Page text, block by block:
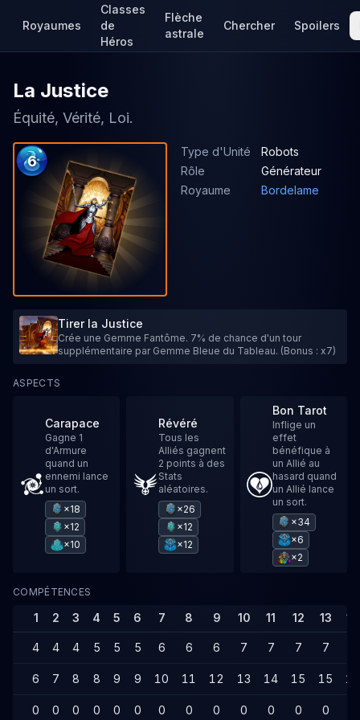
Royaumes
Classes
de
Héros
Flèche
astrale
Chercher Spoilers
La Justice
Équité, Vérité, Loi.
6
Type d'Unité
Robots
Rôle
Générateur
Royaume
Bordelame
Tirer la Justice
Crée une Gemme Fantôme. 7% de chance d'un tour
supplémentaire par Gemme Bleue du Tableau. (Bonus : x7)
ASPECTS
Carapace
Gagne 1
d'Armure
quand un
ennemi lance
un sort.
×18
×12
×10
Révéré
Tous les
Alliés gagnent
2 points à des
Stats
aléatoires.
×26
×12
×12
Bon Tarot
Inflige un
effet
bénéfique à
un Allié au
hasard quand
un Allié lance
un sort.
×34
×6
×2
COMPÉTENCES
1 2 3 4 5 6 7 8 9 10 11 12 13 14
4 4 4 5 5 5 6 6 6 7 7 7 7
6 7 8 8 9 9 10 11 12 13 14 15 15 16
0 0 0 0 0 0 0 0 0 0 0 0 0